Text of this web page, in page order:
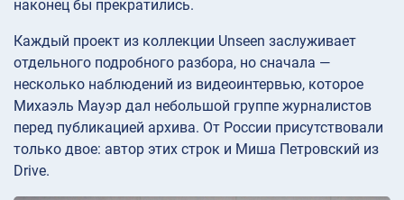
наконец бы прекратились.
Каждый проект из коллекции Unseen заслуживает
отдельного подробного разбора, но сначала —
несколько наблюдений из видеоинтервью, которое
Михаэль Мауэр дал небольшой группе журналистов
перед публикацией архива. От России присутствовали
только двое: автор этих строк и Миша Петровский из
Drive.